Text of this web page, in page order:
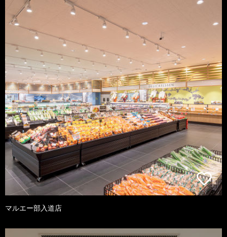
マルエー部入道店